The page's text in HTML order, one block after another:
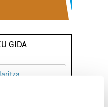
GIDA
Euskaltegiak
INTXIXU AEK